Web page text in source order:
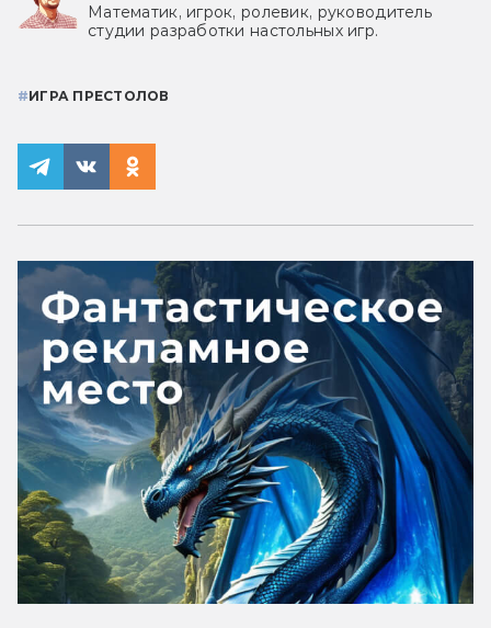
Математик, игрок, ролевик, руководитель
студии разработки настольных игр.
#ИГРА ПРЕСТОЛОВ